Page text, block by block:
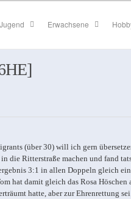
Jugend Erwachsene
(über 30) will ich gern
die Ritterstraße machen und fand
3:1 in allen Doppeln gleich
hat damit gleich das Rosa Höschen
hatte, aber zur Ehrenrettung